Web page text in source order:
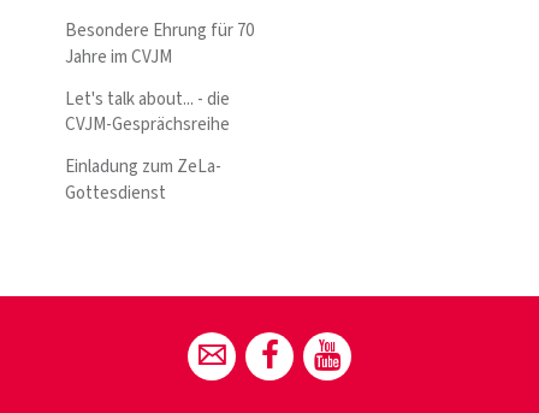
Besondere Ehrung für 70
Jahre im CVJM
Let's talk about... - die
CVJM-Gesprächsreihe
Einladung zum ZeLa-
Gottesdienst